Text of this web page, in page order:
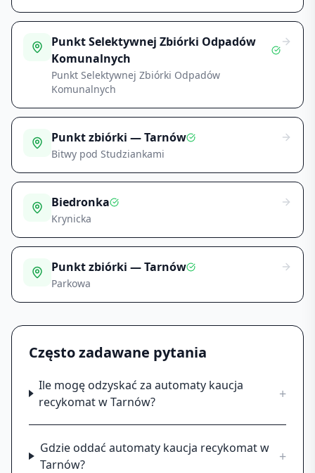
Punkt Selektywnej Zbiórki Odpadów
Komunalnych
Punkt Selektywnej Zbiórki Odpadów
Komunalnych
Punkt zbiórki — Tarnów
Bitwy pod Studziankami
Biedronka
Krynicka
Punkt zbiórki — Tarnów
Parkowa
Często zadawane pytania
Ile mogę odzyskać za automaty kaucja
recykomat w Tarnów?
+
Gdzie oddać automaty kaucja recykomat w
Tarnów?
+